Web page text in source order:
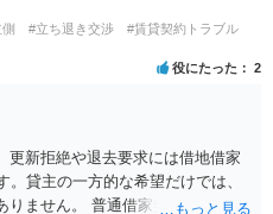
#立ち退き交渉
#賃貸契約トラブル
役にたった 2
更新拒絶や退去要求には借地借家
貸主の一方的な希望だけでは、
りません。 普通借家契約から定期